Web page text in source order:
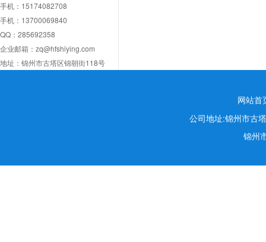
手机：15174082708
手机：13700069840
QQ：285692358
企业邮箱：zq@hfshiying.com
地址：锦州市古塔区锦朝街118号
网站首
公司地址:锦州市
锦州